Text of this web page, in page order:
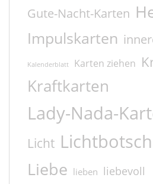
Gute-Nacht-Karten
Impulskarten
Kalenderblatt Karten ziehen
Kraftkarten
Lady-Nada-
Licht
Liebe lieben liebevoll